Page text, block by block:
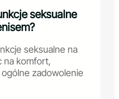
seksualne
seksualne na
na komfort,
zadowolenie